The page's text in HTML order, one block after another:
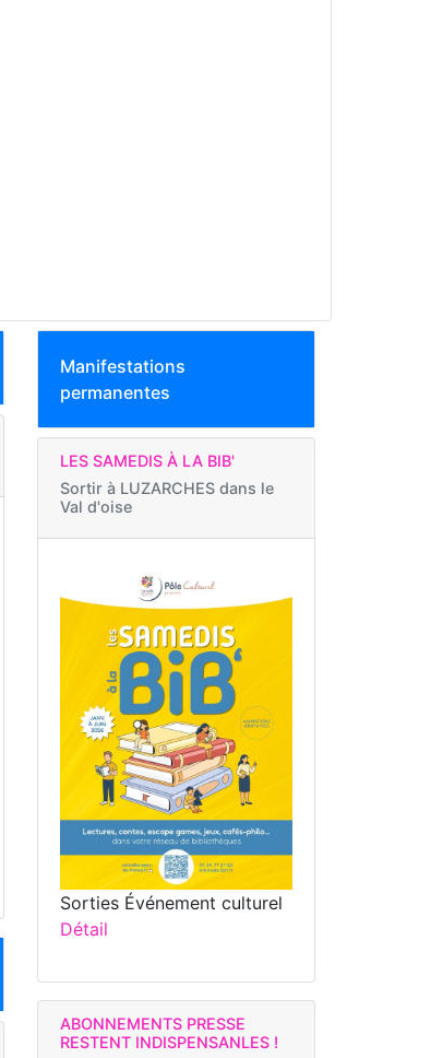
Manifestations
permanentes
LES SAMEDIS À LA BIB'
Sortir à LUZARCHES dans le
Val d'oise
Sorties Événement culturel
Détail
ABONNEMENTS PRESSE
RESTENT INDISPENSANLES !